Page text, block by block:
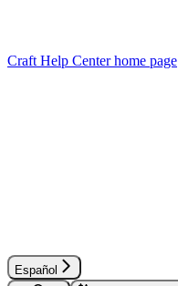
Craft Help Centerhome page
Español